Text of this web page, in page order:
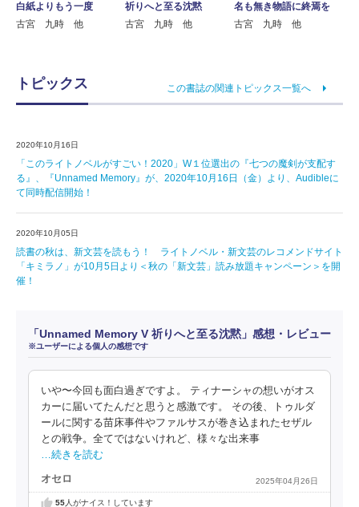
白紙よりもう一度
古宮 九時 他
祈りへと至る沈黙
古宮 九時 他
名も無き物語に終焉を
古宮 九時 他
トピックス この書誌の関連トピックス一覧へ
2020年10月16日
「このライトノベルがすごい！2020」W１位選出の『七つの魔剣が支配す
る』、『Unnamed Memory』が、2020年10月16日（金）より、Audibleに
て同時配信開始！
2020年10月05日
読書の秋は、新文芸を読もう！ ライトノベル・新文芸のレコメンドサイト
「キミラノ」が10月5日より＜秋の「新文芸」読み放題キャンペーン＞を開
催！
「Unnamed Memory V 祈りへと至る沈黙」感想・レビュー
※ユーザーによる個人の感想です
いや〜今回も面白過ぎですよ。 ティナーシャの想いがオス
カーに届いてたんだと思うと感激です。 その後、トゥルダ
ールに関する苗床事件やファルサスが巻き込まれたセザル
との戦争。全てではないけれど、様々な出来事
…続きを読む
オセロ 2025年04月26日
55人がナイス！しています